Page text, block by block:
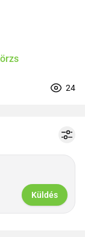
24
Küldés